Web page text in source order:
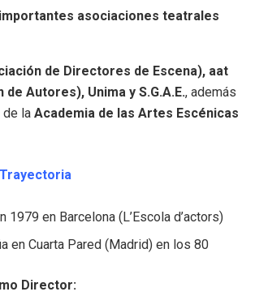
asociaciones teatrales
de Directores de Escena), aat
de Autores), Unima y S.G.A.E., además
de laAcademia de las Artes Escénicas
1979 en Barcelona (L’Escola d’actors)
en Cuarta Pared (Madrid) en los 80
Director: